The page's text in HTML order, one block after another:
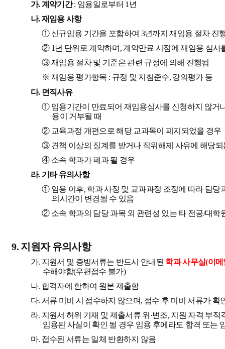
가.계약기간: 임용일로부터 1 년
나.재임용 사항
① 신규임용 기간을 포함하여 3년까지 재임용 절차 진
② 1 년 단위로 계약하며 , 계약만료 시점에 재임용 심사
③재임용 절차 및 기준은 관련 규정에 의해 진행됨
※재임용 평가항목 : 규정 및 지침준수, 강의평가 등
다. 면직사유
① 임용기간이 만료되어 재임용심사를 신청하지 않거
용이 거부될 때
② 교육과정 개편으로 해당 교과목이 폐지되었을 경우
③ 견책 이상의 징계를 받거나 직위해제 사유에 해당되
④ 소속 학과가 폐과 될 경우
라. 기타 유의사항
① 임용 이후, 학과 사정 및 교과과정 조정에 따라 담당
의시간이 변경될 수 있음
② 소속 학과의 담당 과목 외 관련성 있는 타 전공/대학
9. 지원자 유의사항
가. 지원서 및 증빙서류는 반드시 안내된 학과 사무실(이메
수해야함(우편접수 불가)
나. 합격자에 한하여 원본 제출함
다. 서류 미비 시 접수하지 않으며, 접수 후 미비 서류가 확
라. 지원서 허위 기재 및 제출서류 위 ·변조, 지원 자격 부적
임용된 사실이 확인 될 경우 임용 후에라도 합격 또는
마. 접수된 서류는 일체 반환하지 않음